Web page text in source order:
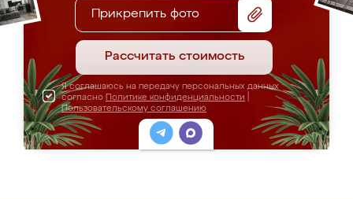
Прикрепить фото
Рассчитать стоимость
Я соглашаюсь на передачу персональных данных
согласно Политике конфиденциальности
Пользовательскому соглашению